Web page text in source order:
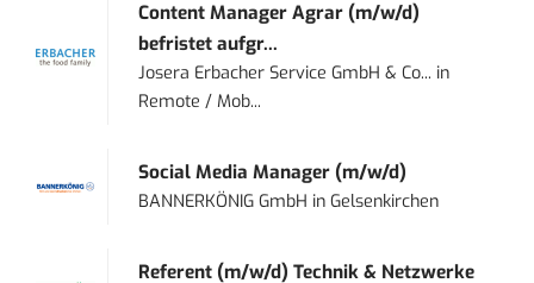
Content Manager Agrar (m/w/d)
befristet aufgr...
Josera Erbacher Service GmbH & Co... in
Remote / Mob...
Social Media Manager (m/w/d)
BANNERKÖNIG GmbH inGelsenkirchen
Referent (m/w/d) Technik & Netzwerke